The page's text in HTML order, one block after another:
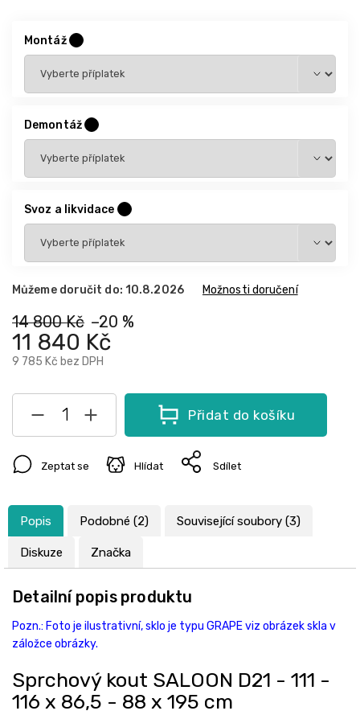
14 800 Kč –20 %
11 840 Kč
9 785 Kč bez DPH
Montáž
Demontáž
Svoz a likvidace
Můžeme doručit do: 10.8.2026 Možnosti doručení
Přidat do košíku
Zeptat se Hlídat Sdílet
Popis Podobné (2) Související soubory (3)
Diskuze Značka
Detailní popis produktu
Pozn.: Foto je ilustrativní, sklo je typu GRAPE viz obrázek skla v
záložce obrázky.
Sprchový kout SALOON D21 - 111 -
116 x 86,5 - 88 x 195 cm